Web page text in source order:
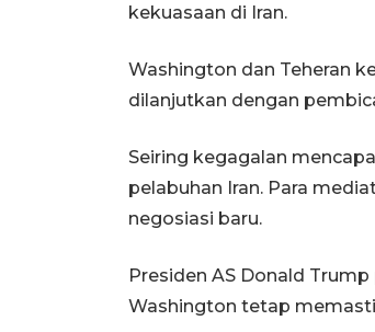
kekuasaan di Iran.
Washington dan Teheran
dilanjutkan dengan
Seiring kegagalan
pelabuhan Iran. Para
negosiasi baru.
Presiden AS Donald
Washington tetap